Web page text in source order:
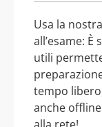
Usa la
all’esame:
utili
tempo
anche